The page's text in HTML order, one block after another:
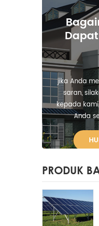
jika Anda
saran,
kepada
Anda
PRODUK